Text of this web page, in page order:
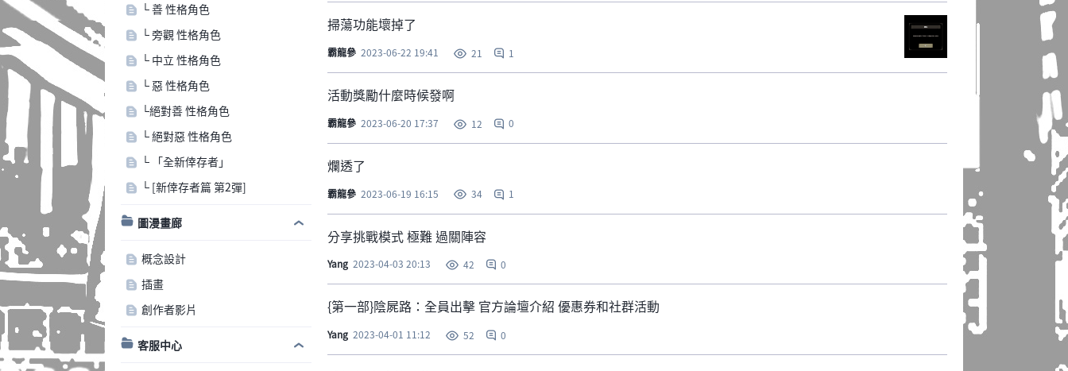
└ 善 性格角色
└ 旁觀 性格角色
└ 中立 性格角色
└ 惡 性格角色
└絕對善 性格角色
└ 絕對惡 性格角色
└ 「全新倖存者」
└ [新倖存者篇 第2彈]
圖漫畫廊
概念設計
插畫
創作者影片
客服中心
掃蕩功能壞掉了
霸龍參 2023-06-22 19:41 21 1
活動獎勵什麼時候發啊
霸龍參 2023-06-20 17:37 12 0
爛透了
霸龍參 2023-06-19 16:15 34 1
分享挑戰模式 極難 過關陣容
Yang 2023-04-03 20:13 42 0
{第一部}陰屍路：全員出擊 官方論壇介紹 優惠券和社群活動
Yang 2023-04-01 11:12 52 0